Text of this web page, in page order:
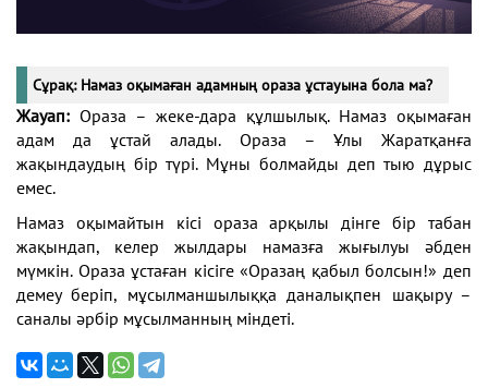
Сұрақ: Намаз оқымаған адамның ораза ұстауына бола ма?
Жауап: Ораза – жеке-дара құлшылық. Намаз оқымаған
адам да ұстай алады. Ораза – Ұлы Жаратқанға
жақындаудың бір түрі. Мұны болмайды деп тыю дұрыс
емес.
Намаз оқымайтын кісі ораза арқылы дінге бір табан
жақындап, келер жылдары намазға жығылуы әбден
мүмкін. Ораза ұстаған кісіге «Оразаң қабыл болсын!» деп
демеу беріп, мұсылманшылыққа даналықпен шақыру –
саналы әрбір мұсылманның міндеті.